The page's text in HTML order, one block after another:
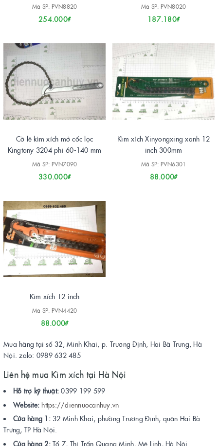
Mã SP: PVN8820
254.000₫
Mã SP: PVN8020
187.180₫
Cờ lê kìm xích mở cốc lọc
Kingtony 3204 phi 60-140 mm
Mã SP: PVN7090
330.000₫
Kìm xích Xinyongxing xanh 12
inch 300mm
Mã SP: PVN6301
88.000₫
Kìm xích 12 inch
Mã SP: PVN4420
88.000₫
Mua hàng tại số 32, Minh Khai, p. Trương Định, Hai Bà Trưng, Hà
Nội. zalo: 0989 632 485
Liên hệ mua Kìm xích tại Hà Nội
Hỗ trợ kỹ thuật: 0399 199 599
Website: https://diennuocanhuy.vn
Cửa hàng 1: 32 Minh Khai, phường Trương Định, quận Hai Bà
Trưng, TP Hà Nội.
Cửa hàng 2: Tổ 7, Thị Trấn Quang Minh, Mê Linh, Hà Nội